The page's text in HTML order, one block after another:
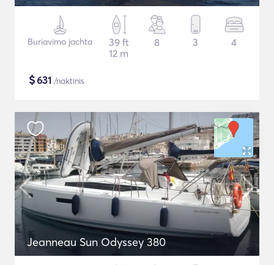
Buriavimo jachta
39 ft
12 m
8 3 4
$631 /naktinis
Jeanneau Sun Odyssey 380